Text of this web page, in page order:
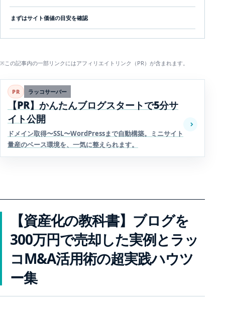
まずはサイト価値の目安を確認
※この記事内の一部リンクにはアフィリエイトリンク（PR）が含まれます。
PR ラッコサーバー
【PR】かんたんブログスタートで5分サ
イト公開
ドメイン取得〜SSL〜WordPressまで自動構築。ミニサイト
量産のベース環境を、一気に整えられます。
【資産化の教科書】ブログを
300万円で売却した実例とラッ
コM&A活用術の超実践ハウツ
ー集